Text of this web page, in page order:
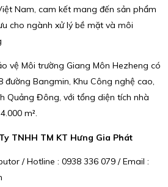
Nam, cam kết mang đến sản phẩm
cho ngành xử lý bề mặt và môi
vệ Môi trường Giang Môn Hezheng có
đường Bangmin, Khu Công nghệ cao,
Quảng Đông, với tổng diện tích nhà
m².
TNHH TM KT Hưng Gia Phát
/ Hotline : 0938 336 079 / Email :